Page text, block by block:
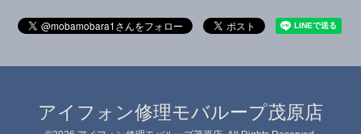
アイフォン修理モバループ茂原店